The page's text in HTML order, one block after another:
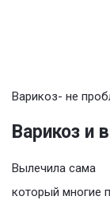
Варикоз- не
Варикоз и
Вылечила сама
который многие